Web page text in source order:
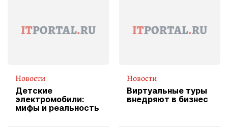
Новости
Детские
электромобили:
мифы и реальность
Новости
Виртуальные туры
внедряют в бизнес